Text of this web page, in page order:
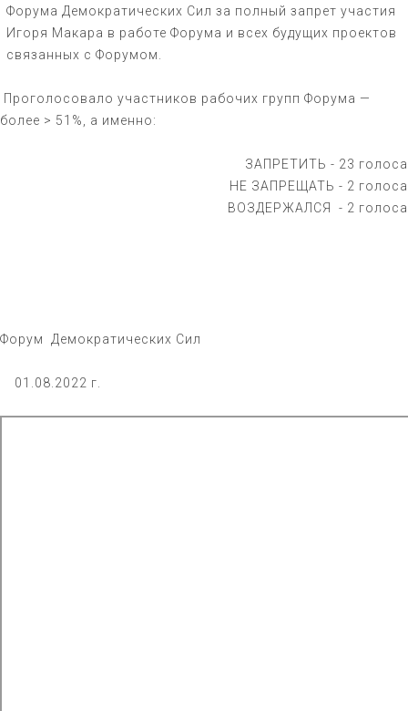
Форума Демократических Сил за полный запрет участия
Игоря Макара в работе Форума и всех будущих проектов
связанных с Форумом.
Проголосовало участников рабочих групп Форума —
более > 51%, а именно:
ЗАПРЕТИТЬ - 23 голоса
НЕ ЗАПРЕЩАТЬ - 2 голоса
ВОЗДЕРЖАЛСЯ - 2 голоса
Форум Демократических Сил
01.08.2022 г.